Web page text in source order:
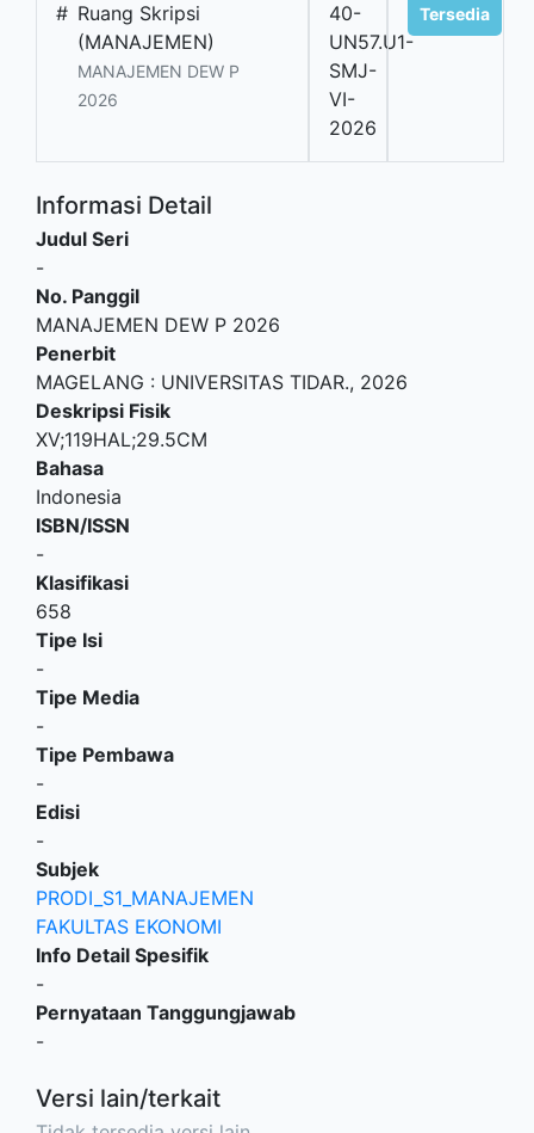
# Ruang Skripsi
(MANAJEMEN)
MANAJEMEN DEW P
2026
40-
UN57.U1-
SMJ-
VI-
2026
Tersedia
Informasi Detail
Judul Seri
-
No. Panggil
MANAJEMEN DEW P 2026
Penerbit
MAGELANG : UNIVERSITAS TIDAR., 2026
Deskripsi Fisik
XV;119HAL;29.5CM
Bahasa
Indonesia
ISBN/ISSN
-
Klasifikasi
658
Tipe Isi
-
Tipe Media
-
Tipe Pembawa
-
Edisi
-
Subjek
PRODI_S1_MANAJEMEN
FAKULTAS EKONOMI
Info Detail Spesifik
-
Pernyataan Tanggungjawab
-
Versi lain/terkait